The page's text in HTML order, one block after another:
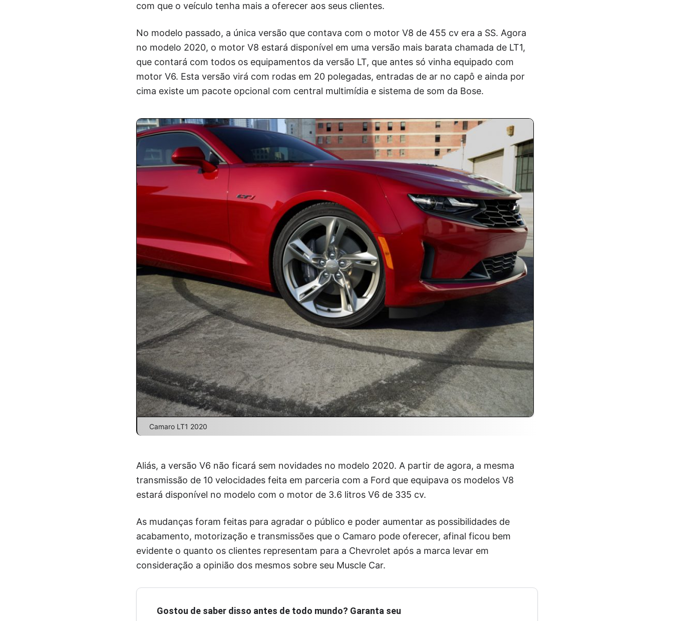
com que o veículo tenha mais a oferecer aos seus clientes.
No modelo passado, a única versão que contava com o motor V8 de 455 cv era a SS. Agora
no modelo 2020, o motor V8 estará disponível em uma versão mais barata chamada de LT1,
que contará com todos os equipamentos da versão LT, que antes só vinha equipado com
motor V6. Esta versão virá com rodas em 20 polegadas, entradas de ar no capô e ainda por
cima existe um pacote opcional com central multimídia e sistema de som da Bose.
Camaro LT1 2020
Aliás, a versão V6 não ficará sem novidades no modelo 2020. A partir de agora, a mesma
transmissão de 10 velocidades feita em parceria com a Ford que equipava os modelos V8
estará disponível no modelo com o motor de 3.6 litros V6 de 335 cv.
As mudanças foram feitas para agradar o público e poder aumentar as possibilidades de
acabamento, motorização e transmissões que o Camaro pode oferecer, afinal ficou bem
evidente o quanto os clientes representam para a Chevrolet após a marca levar em
consideração a opinião dos mesmos sobre seu Muscle Car.
Gostou de saber disso antes de todo mundo? Garanta seu